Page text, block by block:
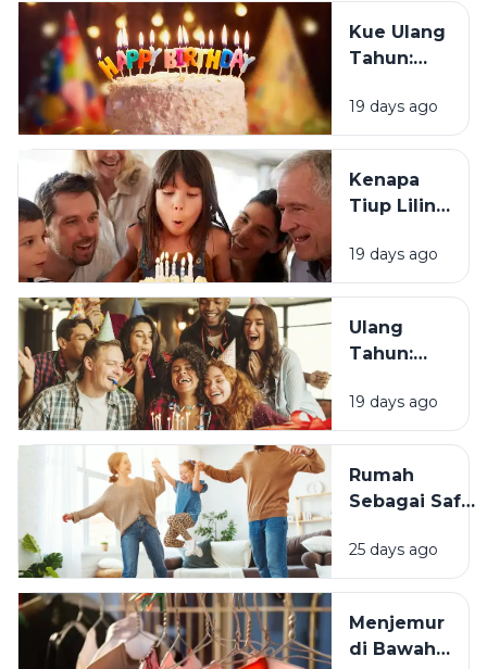
Tahun?
Kue Ulang
Tahun:
Tradisi Ini
Berawal?
19 days ago
Kenapa
Tiup Lilin
Tradisi
Saat Ulang
19 days ago
Ulang
Tahun:
Momen
Bertambah
Terasa
Istimewa?
19 days ago
Rumah
Sebagai Safe
Mengapa
Lingkungan
Tinggal yang
Bersih
25 days ago
Menjemur
di Bawah